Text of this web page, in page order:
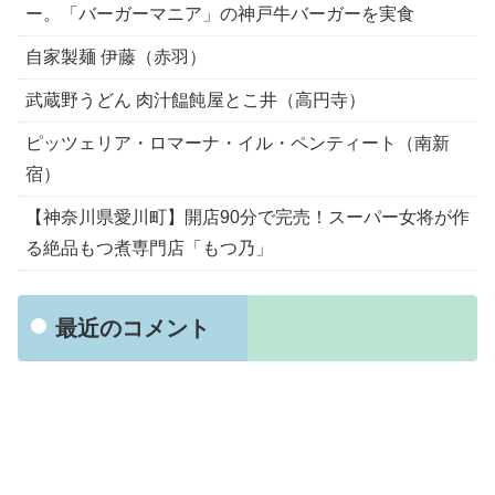
ー。「バーガーマニア」の神戸牛バーガーを実食
自家製麺 伊藤（赤羽）
武蔵野うどん 肉汁饂飩屋とこ井（高円寺）
ピッツェリア・ロマーナ・イル・ペンティート（南新
宿）
【神奈川県愛川町】開店90分で完売！スーパー女将が作
る絶品もつ煮専門店「もつ乃」
最近のコメント